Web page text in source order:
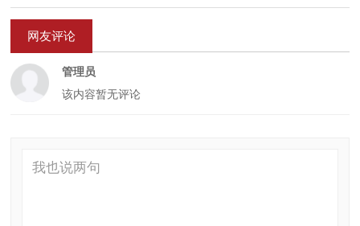
网友评论
管理员
该内容暂无评论